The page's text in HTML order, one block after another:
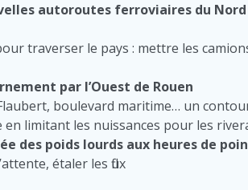
autoroutes ferroviaires du Nord
traverser le pays : mettre les
par l’Ouest de Rouen
boulevard maritime… un
en limitant les nuissances pour les
des poids lourds aux heures de
étaler les flux